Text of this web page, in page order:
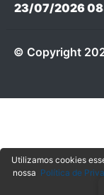
23/07/2026
© Copyright
Utilizamos cookies
nossa Política de